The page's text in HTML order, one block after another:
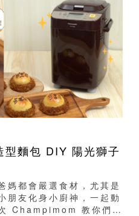
DIY 陽光獅子
媽都會嚴選食材，尤其是
朋友化身小廚神，一起動
Champimom 教你們使